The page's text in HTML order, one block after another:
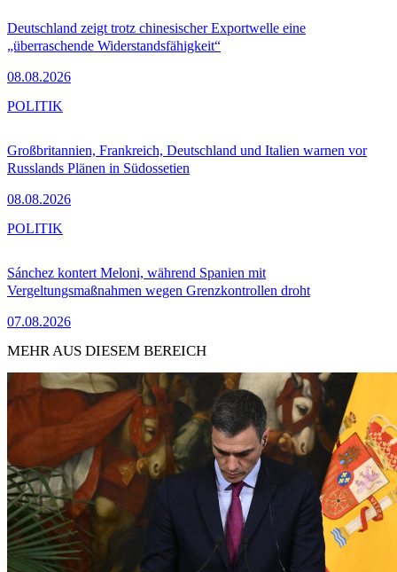
Deutschland zeigt trotz chinesischer Exportwelle eine
„überraschende Widerstandsfähigkeit“
08.08.2026
Großbritannien, Frankreich, Deutschland und Italien warnen vor
Russlands Plänen in Südossetien
08.08.2026
POLITIK
Sánchez kontert Meloni, während Spanien mit
Vergeltungsmaßnahmen wegen Grenzkontrollen droht
07.08.2026
POLITIK
MEHR AUS DIESEM BEREICH